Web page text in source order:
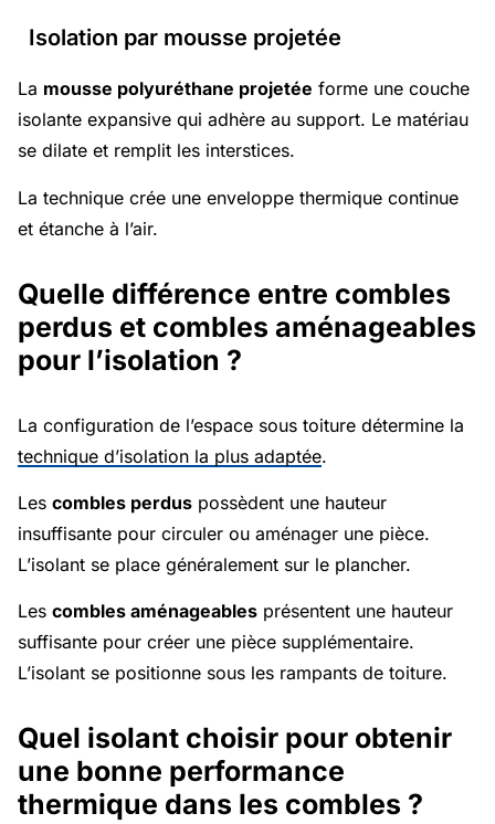
Isolation par mousse projetée
La mousse polyuréthane projetée forme une couche
isolante expansive qui adhère au support. Le matériau
se dilate et remplit les interstices.
La technique crée une enveloppe thermique continue
et étanche à l’air.
Quelle différence entre combles
perdus et combles aménageables
pour l’isolation ?
La configuration de l’espace sous toiture détermine la
technique d’isolation la plus adaptée.
Les combles perdus possèdent une hauteur
insuffisante pour circuler ou aménager une pièce.
L’isolant se place généralement sur le plancher.
Les combles aménageables présentent une hauteur
suffisante pour créer une pièce supplémentaire.
L’isolant se positionne sous les rampants de toiture.
Quel isolant choisir pour obtenir
une bonne performance
thermique dans les combles ?